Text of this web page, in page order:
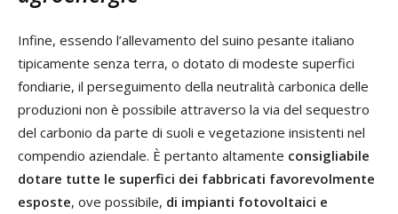
Infine, essendo l’allevamento del suino pesante italiano
tipicamente senza terra, o dotato di modeste superfici
fondiarie, il perseguimento della neutralità carbonica delle
produzioni non è possibile attraverso la via del sequestro
del carbonio da parte di suoli e vegetazione insistenti nel
compendio aziendale. È pertanto altamente consigliabile
dotare tutte le superfici dei fabbricati favorevolmente
esposte, ove possibile, di impianti fotovoltaici e